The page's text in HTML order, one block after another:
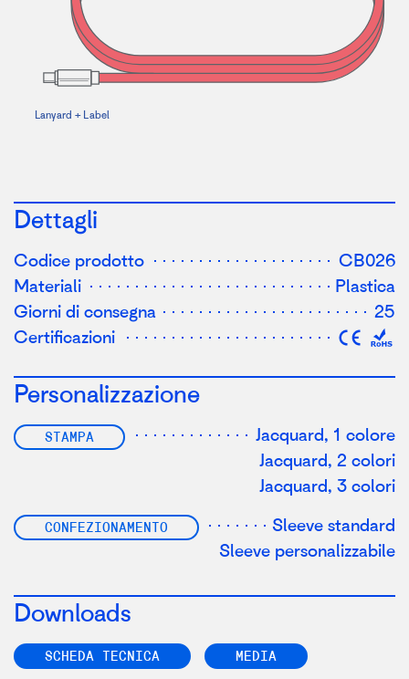
Lanyard +Label
Dettagli
Codice prodotto
CB026
Materiali
Plastica
Giorni di consegna
25
Certificazioni
Personalizzazione
STAMPA
Jacquard, 1 colore
Jacquard, 2 colori
Jacquard, 3 colori
CONFEZIONAMENTO
Sleeve standard
Sleeve personalizzabile
Downloads
SCHEDA TECNICA MEDIA